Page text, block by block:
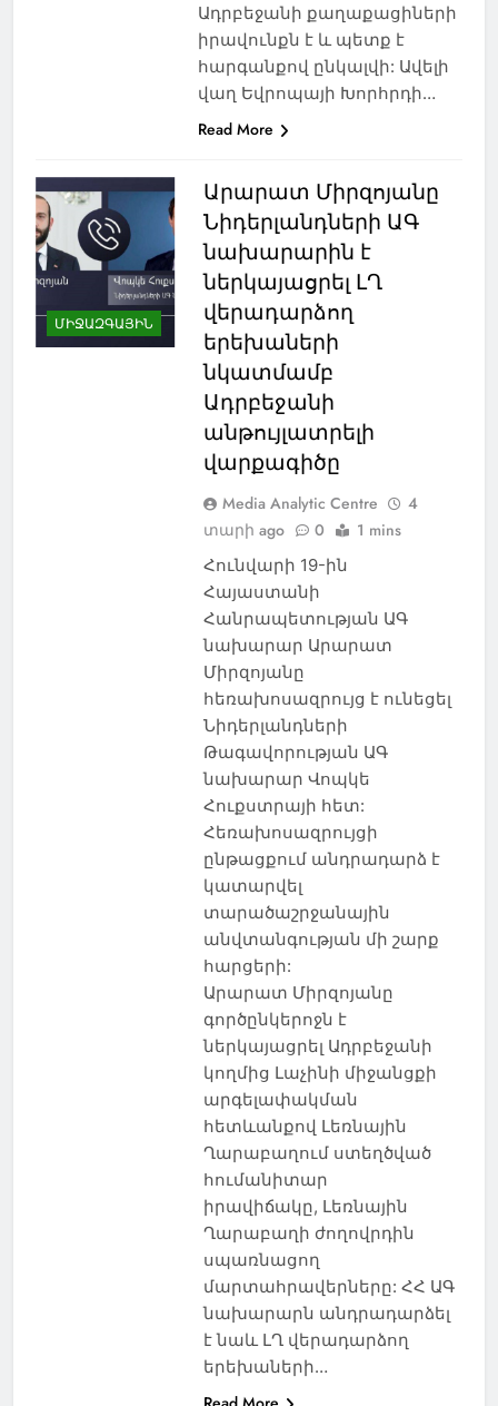
Ադրբեջանի քաղաքացիների
իրավունքն է և պետք է
հարգանքով ընկալվի: Ավելի
վաղ Եվրոպայի Խորհրդի…
Read More
ՄԻՋԱԶԳԱՅԻՆ
Արարատ Միրզոյանը
Նիդերլանդների ԱԳ
նախարարին է
ներկայացրել ԼՂ
վերադարձող
երեխաների
նկատմամբ
Ադրբեջանի
անթույլատրելի
վարքագիծը
Media Analytic Centre
4
տարի ago
0 1 mins
Հունվարի 19-ին
Հայաստանի
Հանրապետության ԱԳ
նախարար Արարատ
Միրզոյանը
հեռախոսազրույց է ունեցել
Նիդերլանդների
Թագավորության ԱԳ
նախարար Վոպկե
Հուքստրայի հետ:
Հեռախոսազրույցի
ընթացքում անդրադարձ է
կատարվել
տարածաշրջանային
անվտանգության մի շարք
հարցերի:
Արարատ Միրզոյանը
գործընկերոջն է
ներկայացրել Ադրբեջանի
կողմից Լաչինի միջանցքի
արգելափակման
հետևանքով Լեռնային
Ղարաբաղում ստեղծված
հումանիտար
իրավիճակը, Լեռնային
Ղարաբաղի ժողովրդին
սպառնացող
մարտահրավերները: ՀՀ ԱԳ
նախարարն անդրադարձել
է նաև ԼՂ վերադարձող
երեխաների…